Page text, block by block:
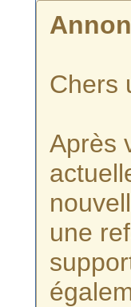
Chers
Après
une